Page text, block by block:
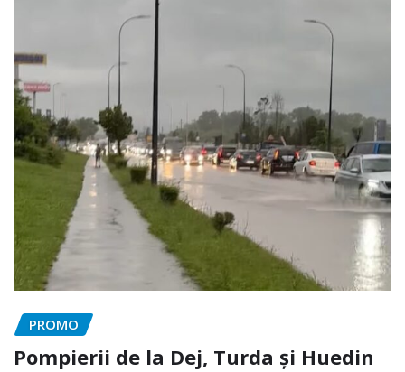
PROMO
Pompierii de la Dej, Turda și Huedin